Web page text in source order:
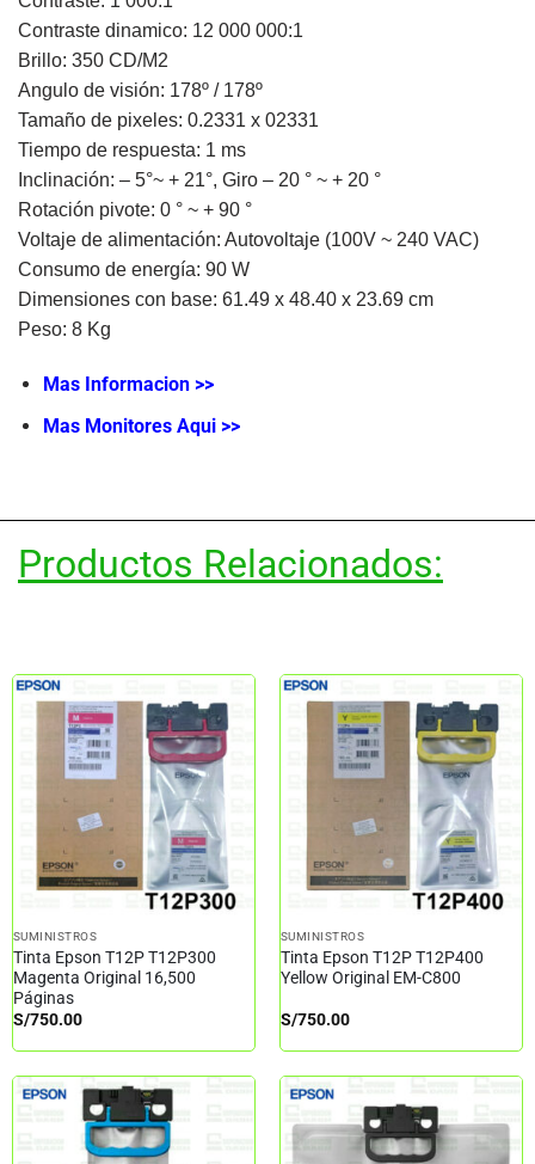
Contraste dinamico: 12 000 000:1
Brillo: 350 CD/M2
Angulo de visión: 178º / 178º
Tamaño de pixeles: 0.2331 x 02331
Tiempo de respuesta: 1 ms
Inclinación: – 5°~ + 21°, Giro – 20 ° ~ + 20 °
Rotación pivote: 0 ° ~ + 90 °
Voltaje de alimentación: Autovoltaje (100V ~ 240 VAC)
Consumo de energía: 90 W
Dimensiones con base: 61.49 x 48.40 x 23.69 cm
Peso: 8 Kg
Mas Informacion >>
Mas Monitores Aqui >>
Productos Relacionados:
SUMINISTROS
Tinta Epson T12P T12P300
Magenta Original 16,500
Páginas
S/750.00
SUMINISTROS
Tinta Epson T12P T12P400
Yellow Original EM-C800
S/750.00